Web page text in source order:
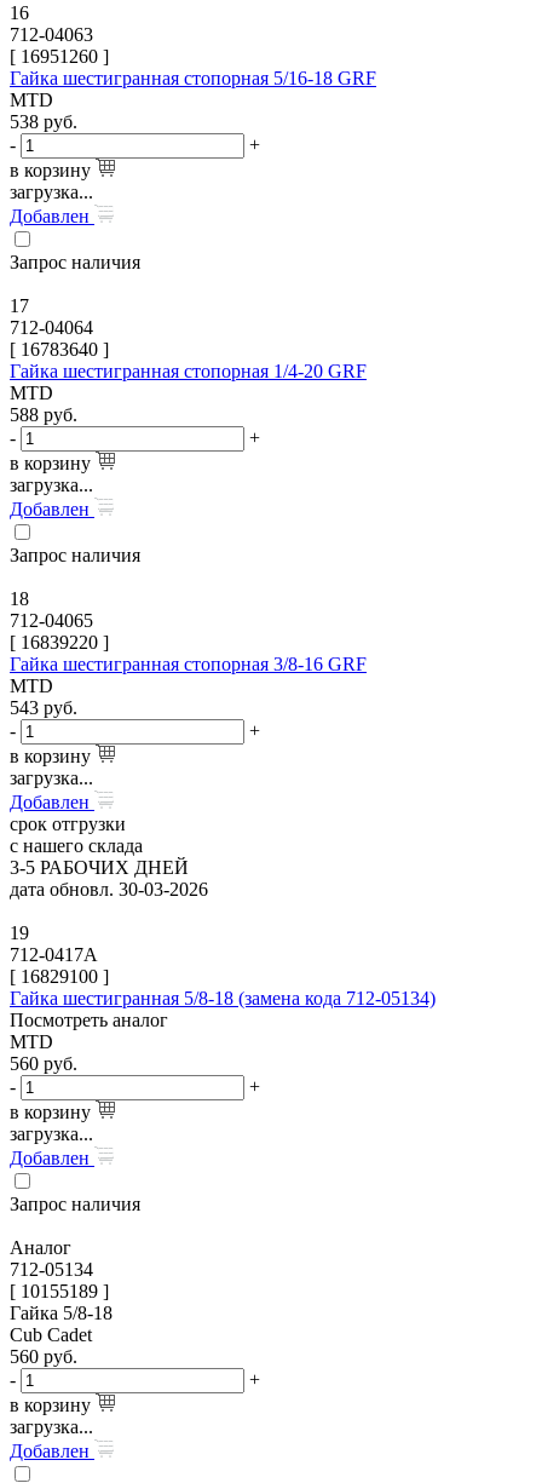
16
712-04063
[ 16951260 ]
Гайка шестигранная стопорная 5/16-18 GRF
MTD
538 руб.
-
+
в корзину
загрузка...
Добавлен
Запрос наличия
17
712-04064
[ 16783640 ]
Гайка шестигранная стопорная 1/4-20 GRF
MTD
588 руб.
-
+
в корзину
загрузка...
Добавлен
Запрос наличия
18
712-04065
[ 16839220 ]
Гайка шестигранная стопорная 3/8-16 GRF
MTD
543 руб.
-
+
в корзину
загрузка...
Добавлен
срок отгрузки
с нашего склада
3-5 РАБОЧИХ ДНЕЙ
дата обновл. 30-03-2026
19
712-0417A
[ 16829100 ]
Гайка шестигранная 5/8-18 (замена кода 712-05134)
Посмотреть аналог
MTD
560 руб.
-
+
в корзину
загрузка...
Добавлен
Запрос наличия
Аналог
712-05134
[ 10155189 ]
Гайка 5/8-18
Cub Cadet
560 руб.
-
+
в корзину
загрузка...
Добавлен